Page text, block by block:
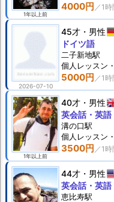
1年以上前
4000円
2026-07-10
45才 男性
5000円
ドイツ語
二子新地駅
個人 レッスン
1年以上前
40才 男性
3500円
英会話・英語
溝の口駅
個人 レッスン
44才 男性
英会話・英語
恵比寿駅